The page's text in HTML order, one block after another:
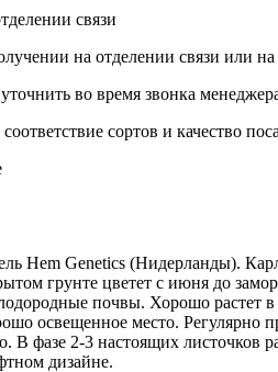
связи
на отделении связи или
во время звонка
соответствие сортов и качество
Hem Genetics (Нидерланды).
грунте цветет с июня до
почвы. Хорошо
освещенное место. Регулярно
В фазе 2-3 настоящих листочков
дизайне.